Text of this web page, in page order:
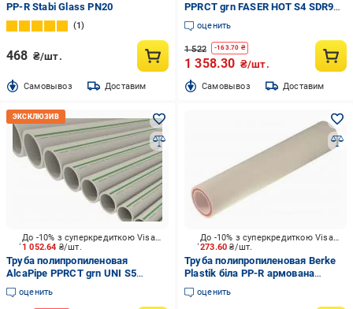
PP-R Stabi Glass PN20
1
468 ₴/шт.
Cамовывоз Доставим
PPRCT grn FASER HOT S4 SDR9
32x3,6 4m
оценить
1 522 -163.70 ₴
1 358.30 ₴/шт.
Cамовывоз Доставим
1 052.64 ₴/шт.
До -10% з суперкредиткою Visa Вигода
Труба полипропиленовая
AlcaPipe PPRCT grn UNI S5
SDR11 40x3,7 4m
оценить
273.60₴/шт.
До -10% з суперкредиткою Visa Вигода
Труба полипропиленовая Berke
Plastik біла PP-R армована
скловолокном 20 мм PN 20
оценить